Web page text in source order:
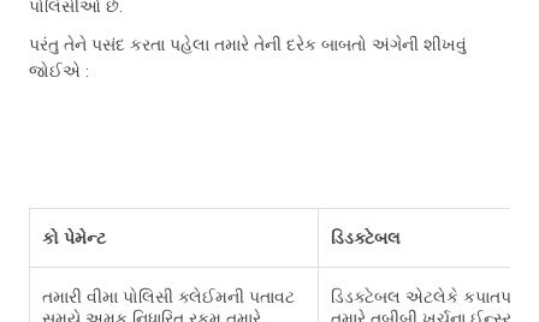
પોલિસીઓ છે.
પરંતુ તેને પસંદ કરતા પહેલા તમારે તેની દરેક બાબતો અંગેની શીખવું
જોઈએ :
કો પેમેન્ટ ડિડક્ટેબલ
તમારી વીમા પોલિસી ક્લેઈમની પતાવટ
ડિડક્ટેબલ એટલેકે